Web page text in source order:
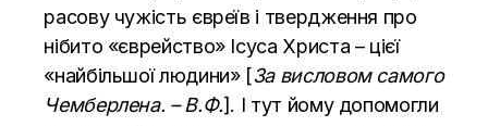
расову чужість євреїв і твердження про
нібито «єврейство» Ісуса Христа – цієї
«найбільшої людини» [За висловом самого
Чемберлена. – В.Ф.]. І тут йому допомогли